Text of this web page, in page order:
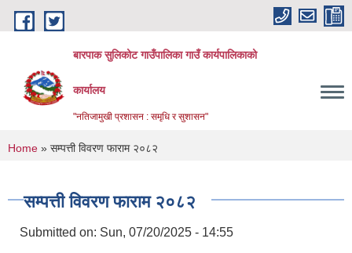
Skip to main content
बारपाक सुलिकोट गाउँपालिका गाउँ कार्यपालिकाको
कार्यालय
"नतिजामुखी प्रशासन : समृधि र सुशासन"
You are here
Home » सम्पत्ती विवरण फाराम २०८२
सम्पत्ती विवरण फाराम २०८२
Submitted on: Sun, 07/20/2025 - 14:55